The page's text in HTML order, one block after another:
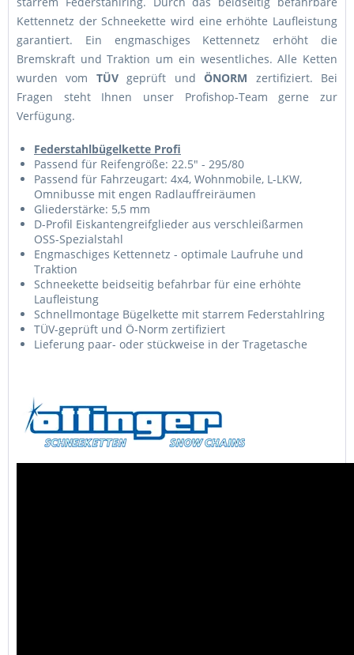
Kettennetz der Schneekette wird eine erhöhte Laufleistung
garantiert. Ein engmaschiges Kettennetz erhöht die
Bremskraft und Traktion um ein wesentliches. Alle Ketten
wurden vom TÜVgeprüft undÖNORM zertifiziert. Bei
Fragen steht Ihnen unser Profishop-Team gerne zur
Verfügung.
Federstahlbügelkette Profi
Passend für Reifengröße: 22.5" - 295/80
Passend für Fahrzeugart: 4x4, Wohnmobile, L-LKW,
Omnibusse mit engen Radlauffreiräumen
Gliederstärke: 5,5 mm
D-Profil Eiskantengreifglieder aus verschleißarmen
OSS-Spezialstahl
Engmaschiges Kettennetz - optimale Laufruhe und
Traktion
Schneekette beidseitig befahrbar für eine erhöhte
Laufleistung
Schnellmontage Bügelkette mit starrem Federstahlring
TÜV-geprüft und Ö-Norm zertifiziert
Lieferung paar- oder stückweise in der Tragetasche